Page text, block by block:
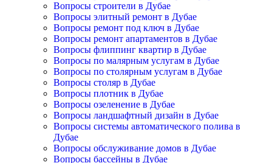
Вопросы строители в Дубае
Вопросы элитный ремонт в Дубае
Вопросы ремонт под ключ в Дубае
Вопросы ремонт апартаментов в Дубае
Вопросы флиппинг квартир в Дубае
Вопросы по малярным услугам в Дубае
Вопросы по столярным услугам в Дубае
Вопросы столяр в Дубае
Вопросы плотник в Дубае
Вопросы озеленение в Дубае
Вопросы ландшафтный дизайн в Дубае
Вопросы системы автоматического полива в
Дубае
Вопросы обслуживание домов в Дубае
Вопросы бассейны в Дубае